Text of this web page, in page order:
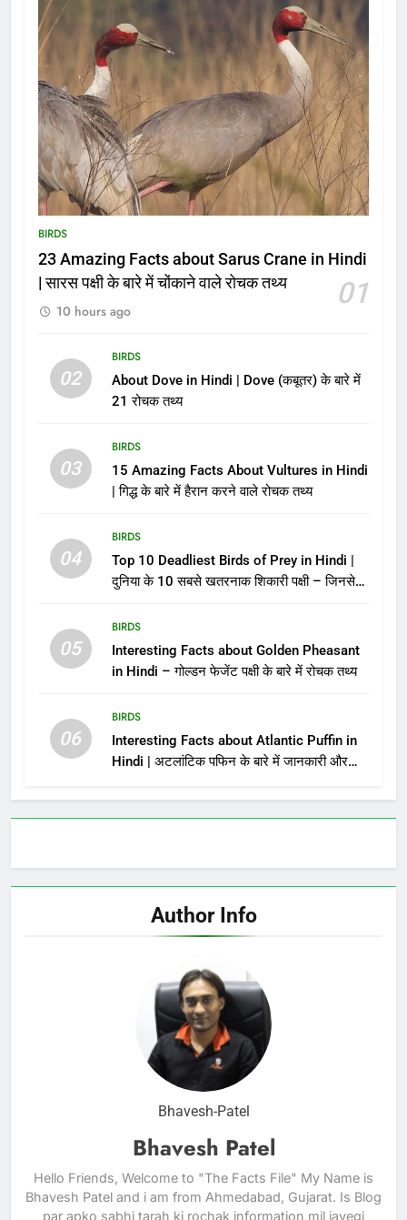
BIRDS
23 Amazing Facts about Sarus Crane in Hindi
| सारस पक्षी के बारे में चोंकाने वाले रोचक तथ्य
01
10 hours ago
02
BIRDS
About Dove in Hindi | Dove (कबूतर) के बारे में
21 रोचक तथ्य
03
BIRDS
15 Amazing Facts About Vultures in Hindi
| गिद्ध के बारे में हैरान करने वाले रोचक तथ्य
04
BIRDS
Top 10 Deadliest Birds of Prey in Hindi |
दुनिया के 10 सबसे खतरनाक शिकारी पक्षी – जिनसे
05
BIRDS
Interesting Facts about Golden Pheasant
in Hindi – गोल्डन फेजेंट पक्षी के बारे में रोचक तथ्य
06
BIRDS
Interesting Facts about Atlantic Puffin in
Hindi | अटलांटिक पफिन के बारे में जानकारी और
Author Info
Bhavesh-Patel
Bhavesh Patel
Hello Friends, Welcome to "The Facts File" My Name is
Bhavesh Patel and i am from Ahmedabad, Gujarat. Is Blog
par apko sabhi tarah ki rochak information mil jayegi